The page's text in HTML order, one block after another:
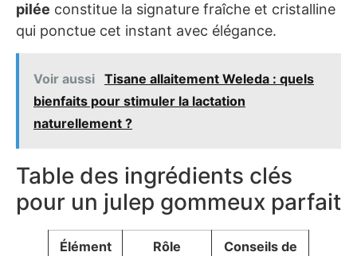
pilée constitue la signature fraîche et cristalline
qui ponctue cet instant avec élégance.
Voir aussi Tisane allaitement Weleda : quels
bienfaits pour stimuler la lactation
naturellement ?
Table des ingrédients clés
pour un julep gommeux parfait
Élément Rôle
Conseils de